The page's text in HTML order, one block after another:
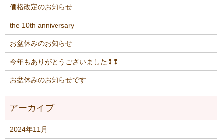
価格改定のお知らせ
the 10th anniversary
お盆休みのお知らせ
今年もありがとうございました❢❢
お盆休みのお知らせです
2024年11月